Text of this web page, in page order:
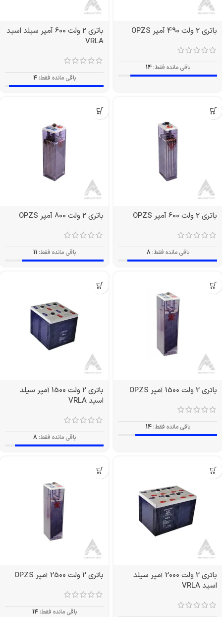
باتری 2 ولت 490 آمپر OPZS
باقی مانده فقط: 14
باتری 2 ولت 600 آمپر سیلد اسید
VRLA
باقی مانده فقط: 4
باتری 2 ولت 600 آمپر OPZS
باقی مانده فقط: 8
باتری 2 ولت 800 آمپر OPZS
باقی مانده فقط: 11
باتری 2 ولت 1500 آمپر OPZS
باقی مانده فقط: 14
باتری 2 ولت 1500 آمپر سیلد
اسید VRLA
باقی مانده فقط: 8
باتری 2 ولت 2000 آمپر سیلد
اسید VRLA
باتری 2 ولت 2500 آمپر OPZS
باقی مانده فقط: 14